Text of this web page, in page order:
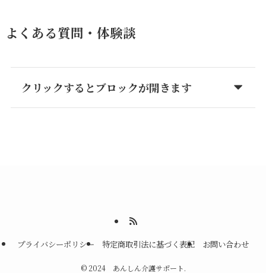
よくある質問・体験談
クリックするとブロックが開きます
プライバシーポリシー 特定商取引法に基づく表記 お問い合わせ
©2024 あんしん介護サポート.